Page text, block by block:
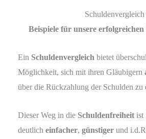
Schuldenvergleich
Beispiele für unsere
Ein Schuldenvergleich bietet
Möglichkeit, sich mit ihren Gläubigern
über die Rückzahlung der Schulden zu
Dieser Weg in die Schuldenfreiheit ist
deutlich einfacher, günstiger und